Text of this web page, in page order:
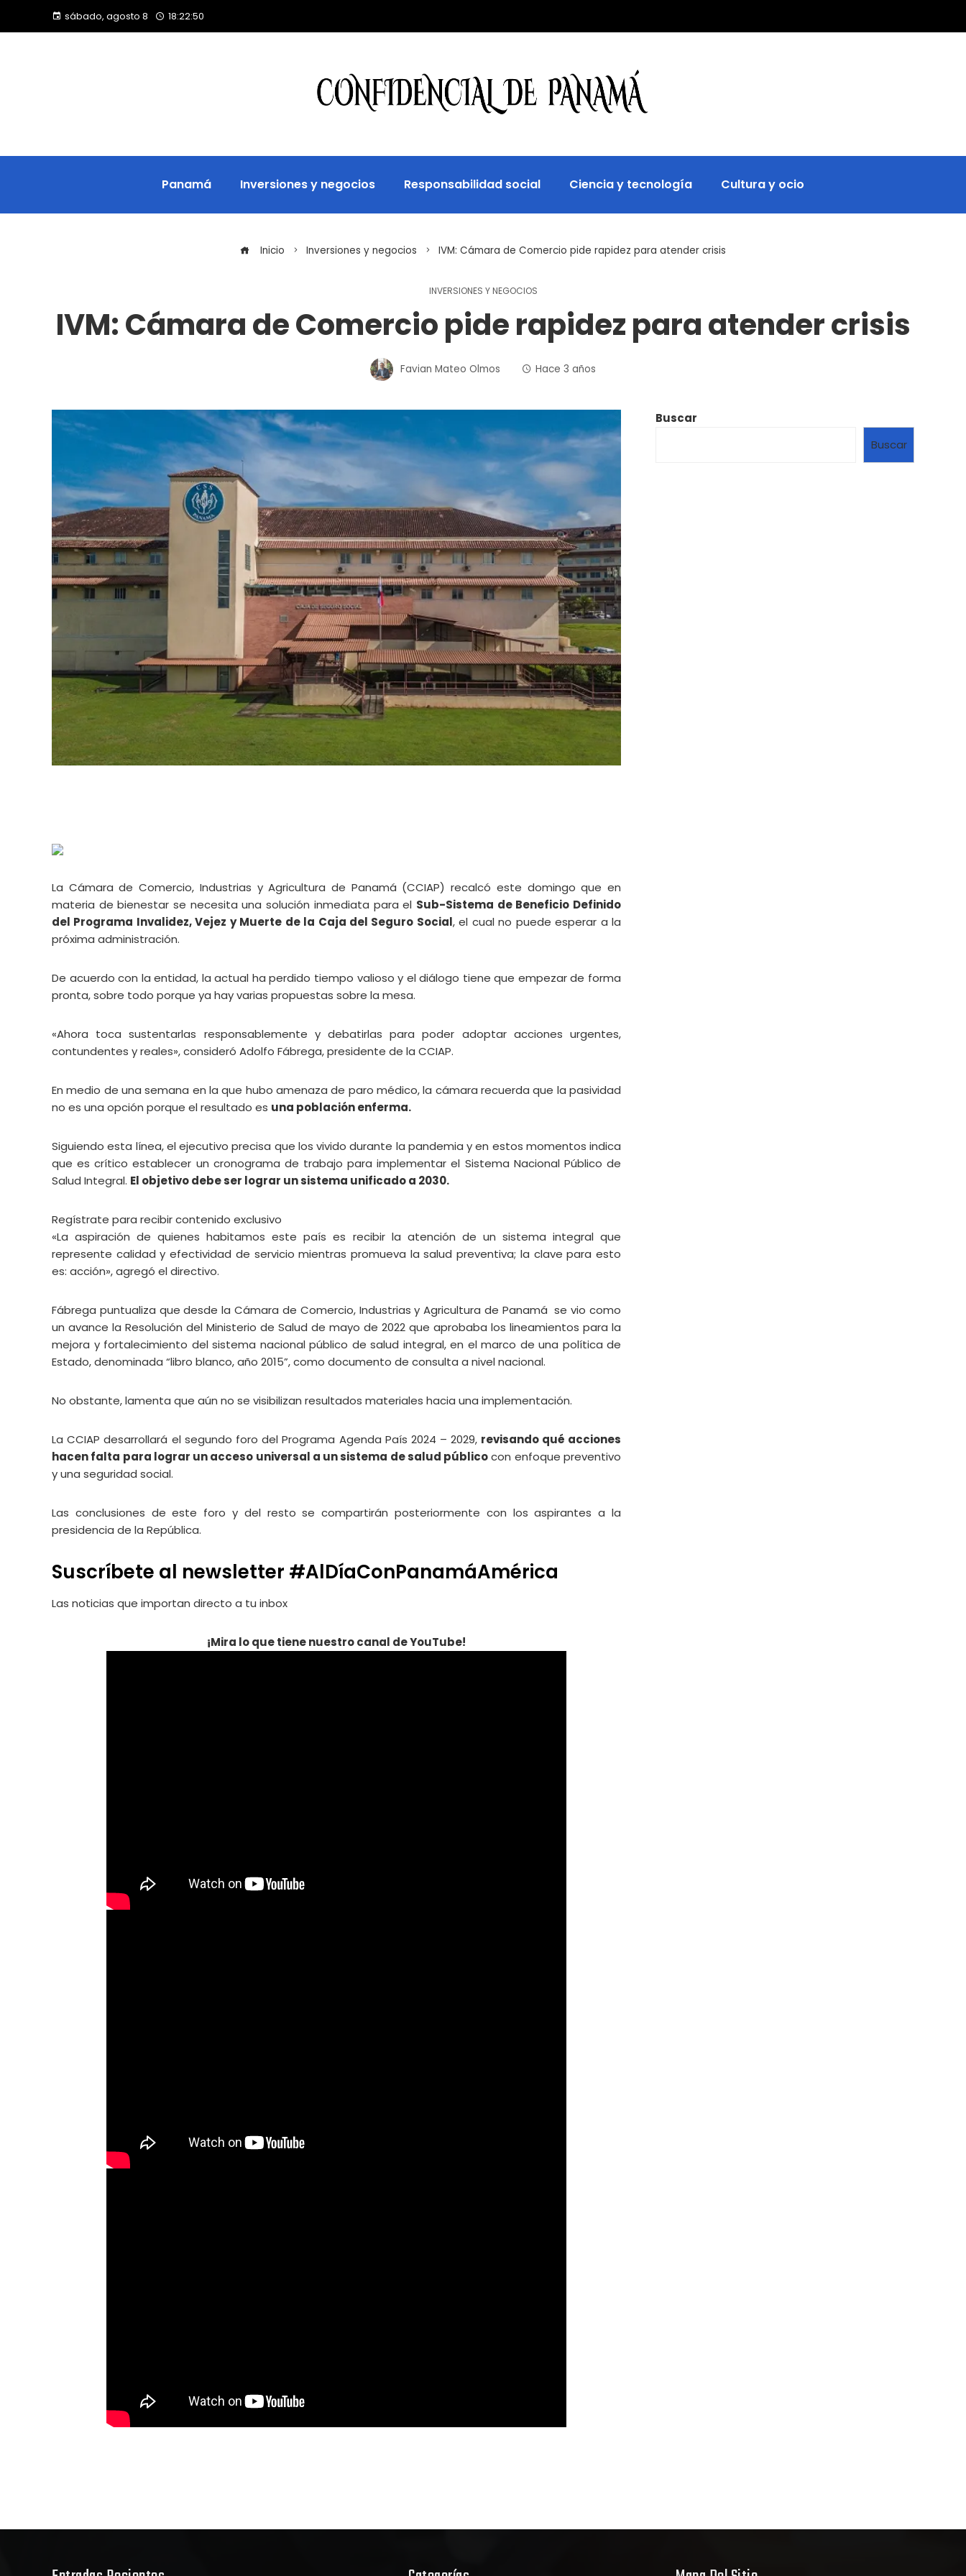
sábado, agosto 8 18:22:51
Panamá Inversiones y negocios Responsabilidad social Ciencia y tecnología Cultura y ocio
Inicio Inversiones y negocios IVM: Cámara de Comercio pide rapidez para atender crisis
INVERSIONES Y NEGOCIOS
IVM: Cámara de Comercio pide rapidez para atender crisis
Favian Mateo Olmos Hace 3 años
La Cámara de Comercio, Industrias y Agricultura de Panamá (CCIAP) recalcó este domingo que en
materia de bienestar se necesita una solución inmediata para el Sub-Sistema de Beneficio Definido
del Programa Invalidez, Vejez y Muerte de la Caja del Seguro Social, el cual no puede esperar a la
próxima administración.
De acuerdo con la entidad, la actual ha perdido tiempo valioso y el diálogo tiene que empezar de forma
pronta, sobre todo porque ya hay varias propuestas sobre la mesa.
«Ahora toca sustentarlas responsablemente y debatirlas para poder adoptar acciones urgentes,
contundentes y reales», consideró Adolfo Fábrega, presidente de la CCIAP.
En medio de una semana en la que hubo amenaza de paro médico, la cámara recuerda que la pasividad
no es una opción porque el resultado es una población enferma.
Siguiendo esta línea, el ejecutivo precisa que los vivido durante la pandemia y en estos momentos indica
que es crítico establecer un cronograma de trabajo para implementar el Sistema Nacional Público de
Salud Integral. El objetivo debe ser lograr un sistema unificado a 2030.
Regístrate para recibir contenido exclusivo
«La aspiración de quienes habitamos este país es recibir la atención de un sistema integral que
represente calidad y efectividad de servicio mientras promueva la salud preventiva; la clave para esto
es: acción», agregó el directivo.
Fábrega puntualiza que desde la Cámara de Comercio, Industrias y Agricultura de Panamá se vio como
un avance la Resolución del Ministerio de Salud de mayo de 2022 que aprobaba los lineamientos para la
mejora y fortalecimiento del sistema nacional público de salud integral, en el marco de una política de
Estado, denominada “libro blanco, año 2015”, como documento de consulta a nivel nacional.
No obstante, lamenta que aún no se visibilizan resultados materiales hacia una implementación.
La CCIAP desarrollará el segundo foro del Programa Agenda País 2024 – 2029, revisando qué acciones
hacen falta para lograr un acceso universal a un sistema de salud públicocon enfoque preventivo
y una seguridad social.
Las conclusiones de este foro y del resto se compartirán posteriormente con los aspirantes a la
presidencia de la República.
Suscríbete al newsletter #AlDíaConPanamáAmérica
Las noticias que importan directo a tu inbox
¡Mira lo que tiene nuestro canal de YouTube!
Buscar
Buscar